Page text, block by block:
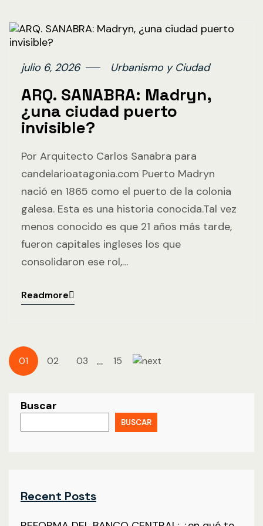
Buscar
BUSCAR
Recent Posts
julio 6, 2026 Urbanismo y Ciudad
ARQ. SANABRA: Madryn,
¿una ciudad puerto
invisible?
Por Arquitecto Carlos Sanabra para
candelarioatagonia.com Puerto Madryn
nació en 1865 como el puerto de la colonia
galesa. Esta es una historia conocida.Tal vez
menos conocido es que 21 años más tarde,
fueron capitales ingleses los que
consolidaron ese rol,…
Readmore
01 02 03 … 15